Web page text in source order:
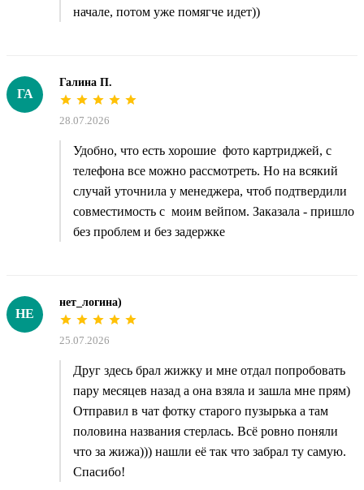
начале, потом уже помягче идет))
ГА
Галина П.
28.07.2026
Удобно, что есть хорошие фото картриджей, с
телефона все можно рассмотреть. Но на всякий
случай уточнила у менеджера, чтоб подтвердили
совместимость с моим вейпом. Заказала - пришло
без проблем и без задержке
НЕ
нет_логина)
25.07.2026
Друг здесь брал жижку и мне отдал попробовать
пару месяцев назад а она взяла и зашла мне прям)
Отправил в чат фотку старого пузырька а там
половина названия стерлась. Всё ровно поняли
что за жижа))) нашли её так что забрал ту самую.
Спасибо!